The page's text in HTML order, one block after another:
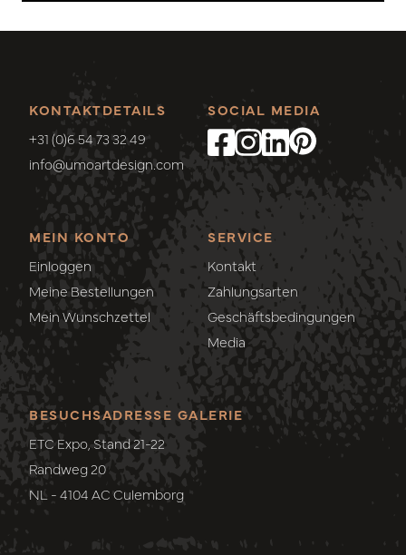
KONTAKTDETAILS
+31 (0)6 54 73 32 49
info@umoartdesign.com
MEIN KONTO
Einloggen
Meine Bestellungen
Mein Wunschzettel
SERVICE
Kontakt
Zahlungsarten
Geschäftsbedingungen
Media
SOCIAL MEDIA
BESUCHSADRESSE GALERIE
ETC Expo, Stand 21-22
Randweg 20
NL - 4104 AC Culemborg